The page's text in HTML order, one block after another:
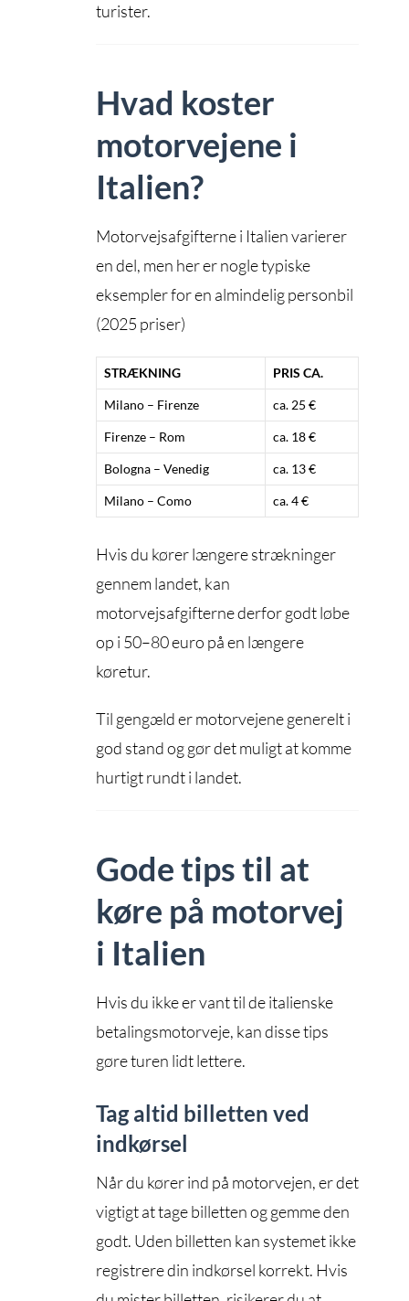
turister.
Hvad koster
motorvejene i
Italien?
Motorvejsafgifterne i Italien varierer
en del, men her er nogle typiske
eksempler for en almindelig personbil
(2025 priser)
STRÆKNING PRIS CA.
Milano – Firenze ca. 25 €
Firenze – Rom ca. 18 €
Bologna – Venedig ca. 13 €
Milano – Como ca. 4 €
Hvis du kører længere strækninger
gennem landet, kan
motorvejsafgifterne derfor godt løbe
op i 50–80 euro på en længere
køretur.
Til gengæld er motorvejene generelt i
god stand og gør det muligt at komme
hurtigt rundt i landet.
Gode tips til at
køre på motorvej
i Italien
Hvis du ikke er vant til de italienske
betalingsmotorveje, kan disse tips
gøre turen lidt lettere.
Tag altid billetten ved
indkørsel
Når du kører ind på motorvejen, er det
vigtigt at tage billetten og gemme den
godt. Uden billetten kan systemet ikke
registrere din indkørsel korrekt. Hvis